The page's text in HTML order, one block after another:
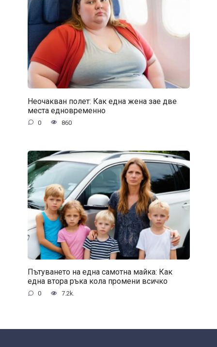
Неочакван полет: Как една жена зае две
места едновременно
0 860
Пътуването на една самотна майка: Как
една втора ръка кола промени всичко
0 7.2k.